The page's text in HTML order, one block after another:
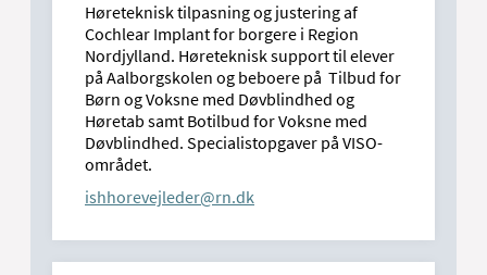
Høreteknisk tilpasning og justering af
Cochlear Implant for borgere i Region
Nordjylland. Høreteknisk support til elever
på Aalborgskolen og beboere på Tilbud for
Børn og Voksne med Døvblindhed og
Høretab samt Botilbud for Voksne med
Døvblindhed. Specialistopgaver på VISO-
området.
ishhorevejleder@rn.dk